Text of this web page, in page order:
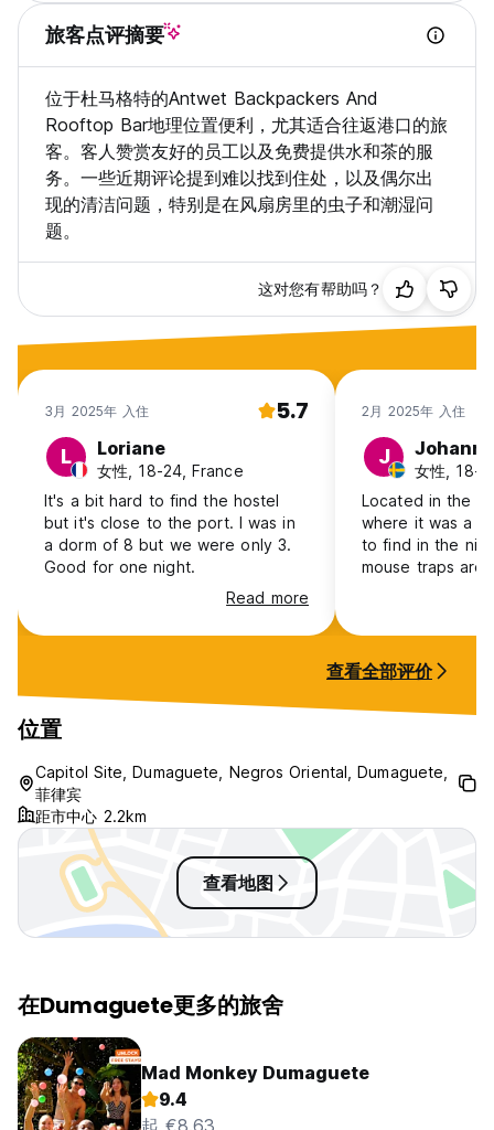
旅客点评摘要
位于杜马格特的Antwet Backpackers And
Rooftop Bar地理位置便利，尤其适合往返港口的旅
客。客人赞赏友好的员工以及免费提供水和茶的服
务。一些近期评论提到难以找到住处，以及偶尔出
现的清洁问题，特别是在风扇房里的虫子和潮湿问
题。
这对您有帮助吗？
3月 2025年 入住 5.7
L Loriane
女性, 18-24, France
It's a bit hard to find the hostel
but it's close to the port. I was in
a dorm of 8 but we were only 3.
Good for one night.
Read more
2月 2025年 入住
J Johanna
女性, 18-
Located in the
where it was a
to find in the
mouse traps
查看全部评价
位置
Capitol Site, Dumaguete, Negros Oriental, Dumaguete,
菲律宾
距市中心 2.2km
查看地图
在Dumaguete更多的旅舍
Mad Monkey Dumaguete
9.4